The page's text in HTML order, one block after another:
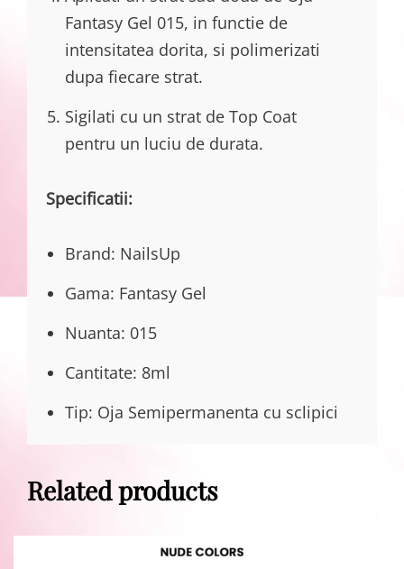
Fantasy Gel 015, in functie de
intensitatea dorita, si polimerizati
dupa fiecare strat.
Sigilati cu un strat de Top Coat
pentru un luciu de durata.
Specificatii:
Brand: NailsUp
Gama: Fantasy Gel
Nuanta: 015
Cantitate: 8ml
Tip: Oja Semipermanenta cu sclipici
Related products